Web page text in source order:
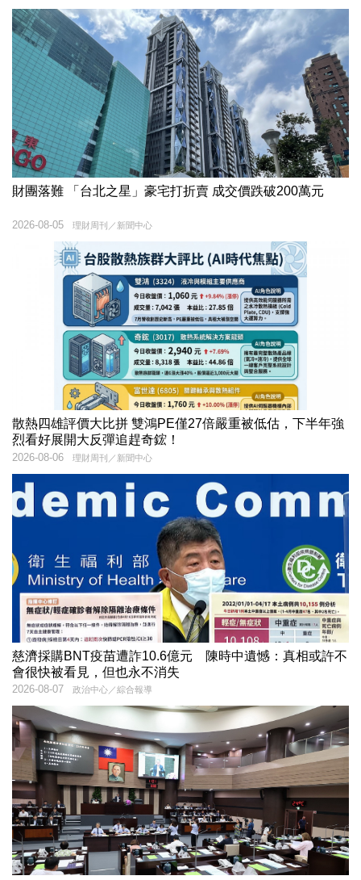
財團落難 「台北之星」豪宅打折賣 成交價跌破200萬元
理財周刊／新聞中心
2026-08-05
散熱四雄評價大比拼 雙鴻PE僅27倍嚴重被低估，下半年強
烈看好展開大反彈追趕奇鋐！
理財周刊／新聞中心
2026-08-06
慈濟採購BNT疫苗遭詐10.6億元 陳時中遺憾：真相或許不
會很快被看見，但也永不消失
政治中心／綜合報導
2026-08-07